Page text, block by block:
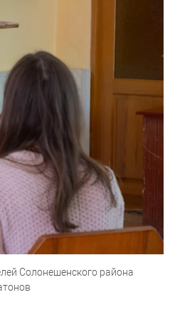
Солонешенского района